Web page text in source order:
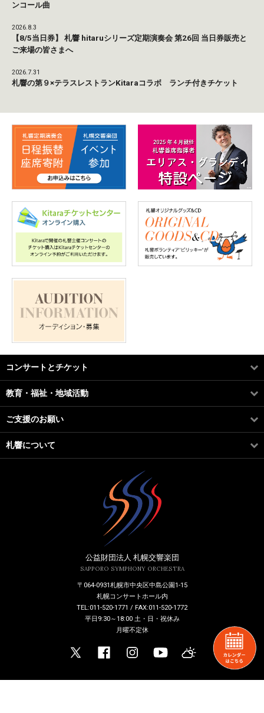
ンコール曲
2026.8.3
【8/5当日券】 札響 hitaruシリーズ定期演奏会 第26回 当日券販売と
ご来場の皆さまへ
2026.7.31
札響の第９×テラスレストランKitaraコラボ ランチ付きチケット
コンサートとチケット
教育・福祉・地域活動
ご支援のお願い
札響について
公益財団法人 札幌交響楽団
SAPPORO SYMPHONY ORCHESTRA
〒064-0931札幌市中央区中島公園1-15
札幌コンサートホール内
TEL:011-520-1771 / FAX:011-520-1772
平日9:30～18:00 土・日・祝休み
月曜不定休